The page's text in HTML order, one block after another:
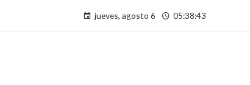
jueves, agosto 6 05:38:44